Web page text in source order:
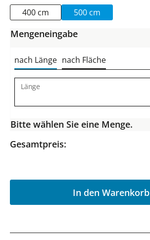
400 cm 500 cm
Mengeneingabe
nach Länge nach Fläche
Länge
Bitte wählen Sie eine Menge.
Gesamtpreis:
In den Warenkorb